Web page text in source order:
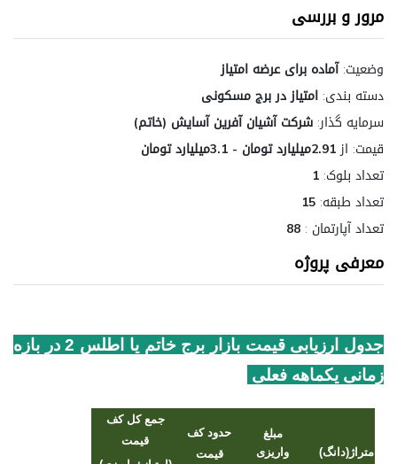
مرور و بررسی
وضعیت: آماده برای عرضه امتیاز
دسته بندی: امتیاز در برج مسکونی
سرمایه گذار: شرکت آشیان آفرین آسایش (خاتم)
قیمت: از2.91میلیارد تومان - 3.1میلیارد تومان
تعداد بلوک: 1
تعداد طبقه: 15
تعداد آپارتمان : 88
معرفی پروژه
جدول ارزیابی قیمت بازار برج خاتم یا اطلس 2 در بازه
زمانی یکماهه فعلی
متراژ(دانگ)
مبلغ
واریزی
حدود کف
قیمت
جمع کل کف
قیمت